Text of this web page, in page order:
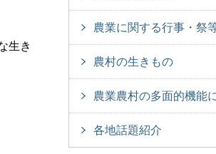
生き
農業に関する行事・祭
農村の生きもの
農業農村の多面的機能
各地話題紹介